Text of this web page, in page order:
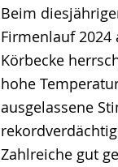
Beim
Firmenlauf
Körbecke
hohe
ausgelassene
Zahlreiche gut